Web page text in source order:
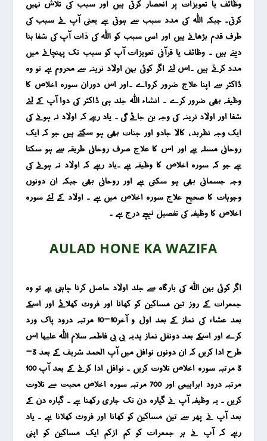
وظائف یا تعویزات پر انحصار کرتی ہیں اور سبب کی تلاش نہیں
کرتی۔ جبکہ اللہ کی مدد سبب سے ہوتی ہے یعنی آپ نے سبب کی
طرف قدم بڑھانے ہیں اور اسی سبب کو اللہ کی ذات آپ کی شفا بنا
دیتے ہیں ۔ وظائف یا قرآنی تعویزات آپ کو سبب تک پہنچانے میں
مدد کرتے ہیں ۔اس لئے اگر کوئی بہن اولاد نرینہ سے محروم ہے تو وہ
ڈاکٹر سے اپنا علاج ضرور کرواے ۔اور اس دوران سورہ اخلاص کا
وظیفہ بھی ضرور کرے ۔ انشاء اللہ جلد ہی ڈاکٹر کی دوا آپ کے لئے
شفا اور اولاد نرینہ کی وجہ بن جائے گی ۔ یاد رہے کہ اولاد نہ ہونے کی
ایک وجہ نظربد ، کالا جادو اور جنات بھی ہو سکتے ہیں جو کہ ایک
روحانی مسلہ ہے اور اس کا علاج صرف روحانی طریقہ سے ہو سکتا
ہے جو کہ سورہ اخلاص کا وظیفہ ہے ۔یاد رہے کہ اولاد نہ ہونے کی
وجہ جسمانی بھی ہو سکتی ہے اور روحانی بھی جبکہ ان دونوں
وجوہات کا صحیح علاج سورہ اخلاص میں ہے ۔ اولاد کے لئے سورہ
اخلاص کا وظیفہ کی تفصیل نیچے درج ہے ۔
AULAD HONE KA WAZIFA
اگر کوئی بہن اللہ کی بارگاہ سے جلد اولاد حاصل کرنا چاہتی ہے تو وہ
جمعرات کے روز تین مساکین کو کھانا اور فروٹ کھلائے اور اسکے
بعد عشاء کی نماز کے بعد اول و آخر10-10 مرتبہ درود پاک ورد
کرے اور اسکے بعد دونفل نماز ہدیہ بی بی فاطمہ سلام اللہ علیہا اس
طرح ادا کریں کہ ان دونوں نوافل میں آپ الحمد شریف کے بعد 3-
3 مرتبہ سورہ اخلاص تلاوت کریں ۔ نوافل ادا کرنے کے بعد آپ 100
مرتبہ درود ابراہیمی اور 700 مرتبہ سورہ اخلاص محبت سے تلاوت
کریں ۔ یہ وظیفہ آپ نے گیارہ دن تک جاری رکھنا ہے ۔ گیارہ دن کے
بعد آپ نے پھر سے تین مساکین کو کھانا اور فروٹ کھلانا ہے ۔ یاد
رہے کہ آپ نے ہر جمعرات کو کم ازکم ایک مساکین کو اپنی